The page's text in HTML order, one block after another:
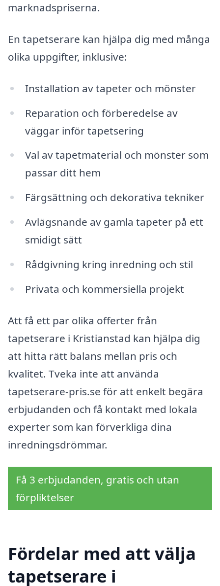
marknadspriserna.
En tapetserare kan hjälpa dig med många
olika uppgifter, inklusive:
Installation av tapeter och mönster
Reparation och förberedelse av
väggar inför tapetsering
Val av tapetmaterial och mönster som
passar ditt hem
Färgsättning och dekorativa tekniker
Avlägsnande av gamla tapeter på ett
smidigt sätt
Rådgivning kring inredning och stil
Privata och kommersiella projekt
Att få ett par olika offerter från
tapetserare i Kristianstad kan hjälpa dig
att hitta rätt balans mellan pris och
kvalitet. Tveka inte att använda
tapetserare-pris.se för att enkelt begära
erbjudanden och få kontakt med lokala
experter som kan förverkliga dina
inredningsdrömmar.
Få 3 erbjudanden, gratis och utan
förpliktelser
Fördelar med att välja
tapetserare i